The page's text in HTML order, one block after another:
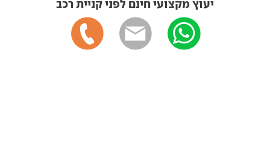
יעוץ מקצועי חינם לפני קניית רכב